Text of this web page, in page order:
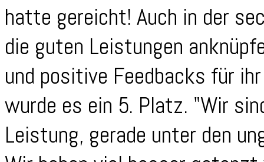
hatte gereicht! Auch in der
die guten Leistungen
und positive Feedbacks für
wurde es ein 5. Platz. "Wir
Leistung, gerade unter den